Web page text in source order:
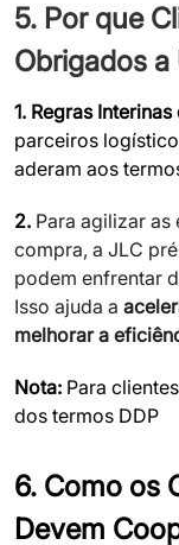
5. Por que
Obrigados a
1. Regras
parceiros
aderam aos
2. Para agilizar as
compra, a JLC
podem enfrentar
Isso ajuda a
melhorar a
Nota: Para
dos termos DDP
6. Como os
Devem